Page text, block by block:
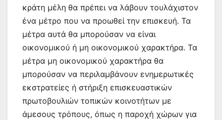
κράτη μέλη θα πρέπει να λάβουν τουλάχιστον
ένα μέτρο που να προωθεί την επισκευή. Τα
μέτρα αυτά θα μπορούσαν να είναι
οικονομικού ή μη οικονομικού χαρακτήρα. Τα
μέτρα μη οικονομικού χαρακτήρα θα
μπορούσαν να περιλαμβάνουν ενημερωτικές
εκστρατείες ή στήριξη επισκευαστικών
πρωτοβουλιών τοπικών κοινοτήτων με
άμεσους τρόπους, όπως η παροχή χώρων για